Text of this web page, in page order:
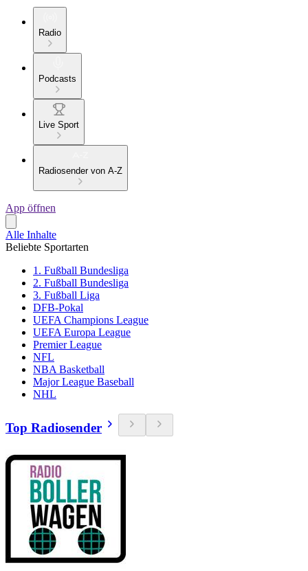
Radio
Podcasts
Live Sport
Radiosender von A-Z
App öffnen
Alle Inhalte
Beliebte Sportarten
1. Fußball Bundesliga
2. Fußball Bundesliga
3. Fußball Liga
DFB-Pokal
UEFA Champions League
UEFA Europa League
Premier League
NFL
NBA Basketball
Major League Baseball
NHL
Top Radiosender